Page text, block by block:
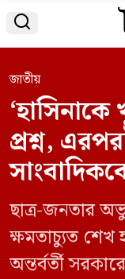

জাতীয়
প্রশ্ন,
ছাত্র-জনতার
ক্ষমতাচ্যুত শেখ
অন্তর্বর্তী